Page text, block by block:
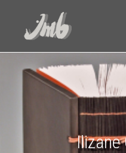
Ilizane